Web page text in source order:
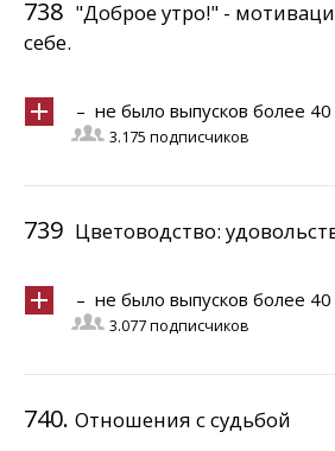
738 "Доброе утро!" -
себе.
– не было выпусков более
3.175 подписчиков
739 Цветоводство:
– не было выпусков более
3.077 подписчиков
740. Отношения с судьбой